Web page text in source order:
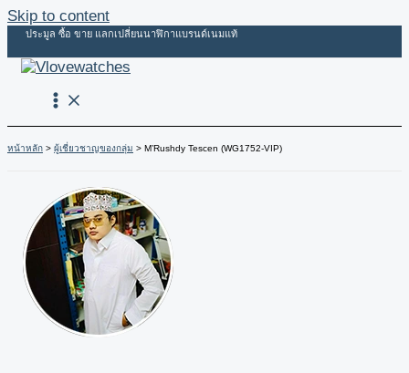
Skip to content
ประมูล ซื้อ ขาย แลกเปลี่ยนนาฬิกาแบรนด์เนมแท้
หน้าหลัก ผู้เชี่ยวชาญของกลุ่ม M’Rushdy Tescen (WG1752-VIP)